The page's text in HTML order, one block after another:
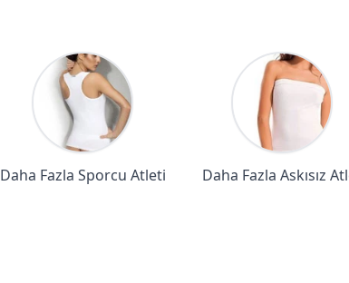
Daha Fazla Sporcu Atleti Daha Fazla Askısız